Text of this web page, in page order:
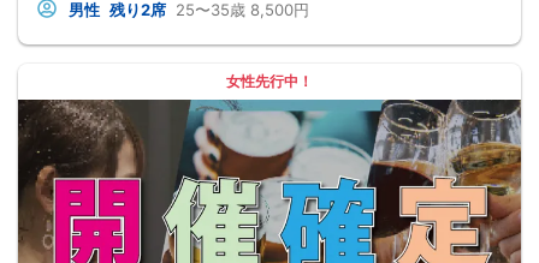
男性 残り2席 25〜35歳 8,500円
女性先行中！